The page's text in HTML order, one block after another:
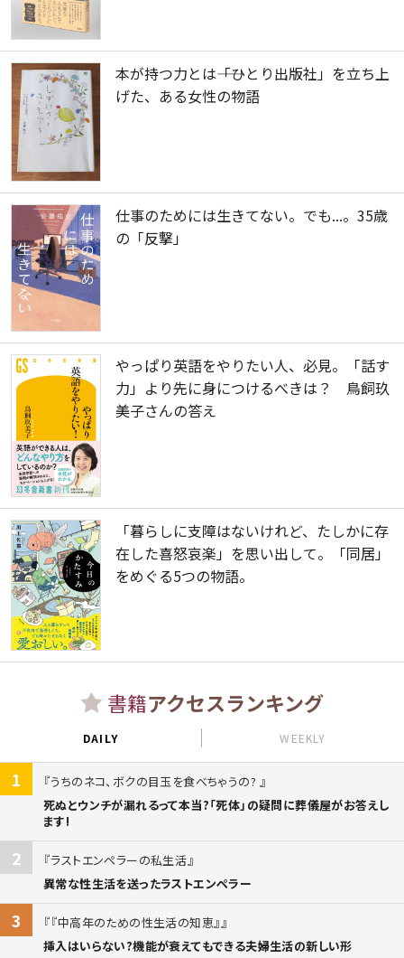
本が持つ力とは――「ひとり出版社」を立ち上
げた、ある女性の物語
仕事のためには生きてない。でも...。35歳
の「反撃」
やっぱり英語をやりたい人、必見。「話す
力」より先に身につけるべきは？ 鳥飼玖
美子さんの答え
「暮らしに支障はないけれど、たしかに存
在した喜怒哀楽」を思い出して。「同居」
をめぐる5つの物語。
書籍アクセスランキング
DAILY WEEKLY
1
うちのネコ、ボクの目玉を食べちゃうの?
死ぬとウンチが漏れるって本当?「死体」の疑問に葬儀屋がお答えし
ます!
2
ラストエンペラーの私生活
異常な性生活を送ったラストエンペラー
3
『中高年のための性生活の知恵』
挿入はいらない?機能が衰えてもできる夫婦生活の新しい形